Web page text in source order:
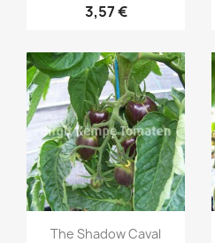
3,57 €
Vorschau
The Shadow Caval